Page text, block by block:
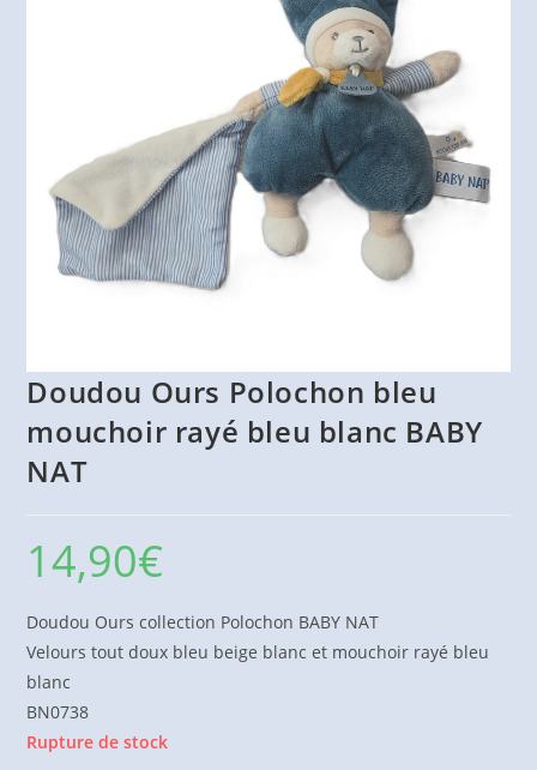
Doudou Ours Polochon bleu
mouchoir rayé bleu blanc BABY
NAT
14,90€
Doudou Ours collection Polochon BABY NAT
Velours tout doux bleu beige blanc et mouchoir rayé bleu
blanc
BN0738
Rupture de stock